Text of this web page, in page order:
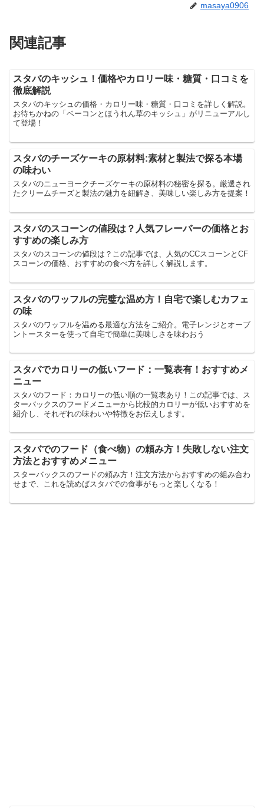
masaya0906
関連記事
スタバのキッシュ！価格やカロリー味・糖質・口コミを
徹底解説
スタバのキッシュの価格・カロリー味・糖質・口コミを詳しく解説。
お待ちかねの「ベーコンとほうれん草のキッシュ」がリニューアルし
て登場！
スタバのチーズケーキの原材料:素材と製法で探る本場
の味わい
スタバのニューヨークチーズケーキの原材料の秘密を探る。厳選され
たクリームチーズと製法の魅力を紐解き、美味しい楽しみ方を提案！
スタバのスコーンの値段は？人気フレーバーの価格とお
すすめの楽しみ方
スタバのスコーンの値段は？この記事では、人気のCCスコーンとCF
スコーンの価格、おすすめの食べ方を詳しく解説します。
スタバのワッフルの完璧な温め方！自宅で楽しむカフェ
の味
スタバのワッフルを温める最適な方法をご紹介。電子レンジとオーブ
ントースターを使って自宅で簡単に美味しさを味わおう
スタバでカロリーの低いフード：一覧表有！おすすめメ
ニュー
スタバのフード：カロリーの低い順の一覧表あり！この記事では、ス
ターバックスのフードメニューから比較的カロリーが低いおすすめを
紹介し、それぞれの味わいや特徴をお伝えします。
スタバでのフード（食べ物）の頼み方！失敗しない注文
方法とおすすめメニュー
スターバックスのフードの頼み方！注文方法からおすすめの組み合わ
せまで、これを読めばスタバでの食事がもっと楽しくなる！